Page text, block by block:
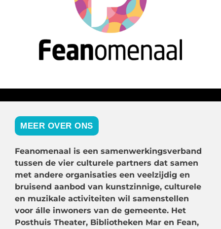
MEER OVER ONS
Feanomenaal is een samenwerkingsverband
tussen de vier culturele partners dat samen
met andere organisaties een veelzijdig en
bruisend aanbod van kunstzinnige, culturele
en muzikale activiteiten wil samenstellen
voor álle inwoners van de gemeente. Het
Posthuis Theater, Bibliotheken Mar en Fean,